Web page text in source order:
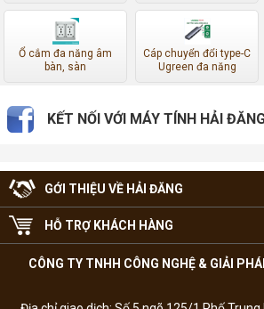
Ổ cắm đa năng âm
bàn, sàn
Cáp chuyển đổi type-C
Ugreen đa năng
KẾT NỐI VỚI MÁY TÍNH HẢI
GỚI THIỆU VỀ HẢI ĐĂNG
HỖ TRỢ KHÁCH HÀNG
CÔNG TY TNHH CÔNG NGHỆ & GIẢI